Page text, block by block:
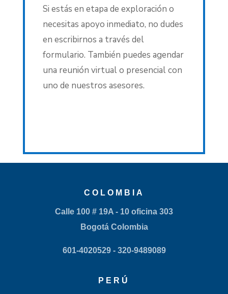
Si estás en etapa de exploración o
necesitas apoyo inmediato, no dudes
en escribirnos a través del
formulario. También puedes agendar
una reunión virtual o presencial con
uno de nuestros asesores.
COLOMBIA
Calle 100 # 19A - 10 oficina 303
Bogotá Colombia
601-4020529- 320-9489089
PERÚ